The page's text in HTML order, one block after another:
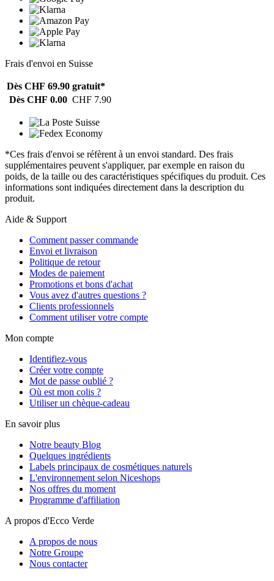
Frais d'envoi en Suisse
Dès CHF 69.90 gratuit*
Dès CHF 0.00 CHF 7.90
*Ces frais d'envoi se réfèrent à un envoi standard. Des frais
supplémentaires peuvent s'appliquer, par exemple en raison du
poids, de la taille ou des caractéristiques spécifiques du produit. Ces
informations sont indiquées directement dans la description du
produit.
Aide & Support
Comment passer commande
Envoi et livraison
Politique de retour
Modes de paiement
Promotions et bons d'achat
Vous avez d'autres questions ?
Clients professionnels
Comment utiliser votre compte
Mon compte
Identifiez-vous
Créer votre compte
Mot de passe oublié ?
Où est mon colis ?
Utiliser un chèque-cadeau
En savoir plus
Notre beauty Blog
Quelques ingrédients
Labels principaux de cosmétiques naturels
L'environnement selon Niceshops
Nos offres du moment
Programme d'affiliation
A propos d'Ecco Verde
A propos de nous
Notre Groupe
Nous contacter